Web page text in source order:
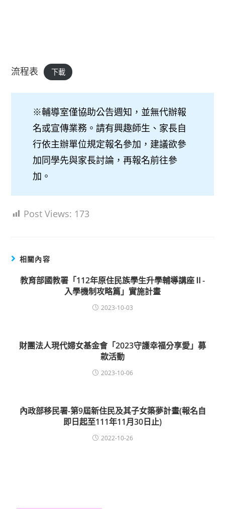
流程表 下載
※輔導室僅協助公告週知，並無代辦報
名或宣傳業務。請有興趣師生、家長自
行依主辦單位規定報名參加，建議欲參
加同學先與家長討論，再報名前往參
加。
Post Views: 173
相關內容
教育部國教署「112年原住民族學生升學輔導講座Ⅱ-
入學機制攻略篇」實施計畫
2023-10-03
財團法人現代婦女基金會「2023守護幸福分享愛」募
款活動
2023-10-06
內政部移民署-第9屆新住民及其子女築夢計畫(報名自
即日起至111年11月30日止)
2022-10-26